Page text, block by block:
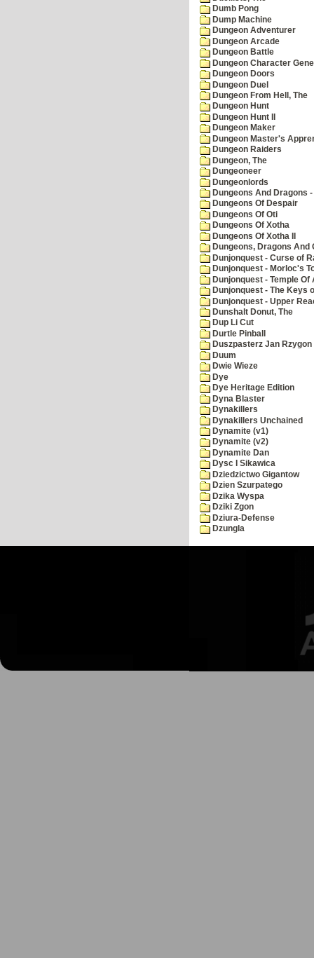
Dumb Pong
Dump Machine
Dungeon Adventurer
Dungeon Arcade
Dungeon Battle
Dungeon Character
Dungeon Doors
Dungeon Duel
Dungeon From Hell, The
Dungeon Hunt
Dungeon Hunt II
Dungeon Maker
Dungeon Master's
Dungeon Raiders
Dungeon, The
Dungeoneer
Dungeonlords
Dungeons And Dragons
Dungeons Of Despair
Dungeons Of Oti
Dungeons Of Xotha
Dungeons Of Xotha II
Dungeons, Dragons And
Dunjonquest - Curse of
Dunjonquest - Morloc's
Dunjonquest - Temple Of
Dunjonquest - The Keys
Dunjonquest - Upper
Dunshalt Donut, The
Dup Li Cut
Durtle Pinball
Duszpasterz Jan Rzygon
Duum
Dwie Wieze
Dye
Dye Heritage Edition
Dyna Blaster
Dynakillers
Dynakillers Unchained
Dynamite (v1)
Dynamite (v2)
Dynamite Dan
Dysc I Sikawica
Dziedzictwo Gigantow
Dzien Szurpatego
Dzika Wyspa
Dziki Zgon
Dziura-Defense
Dzungla